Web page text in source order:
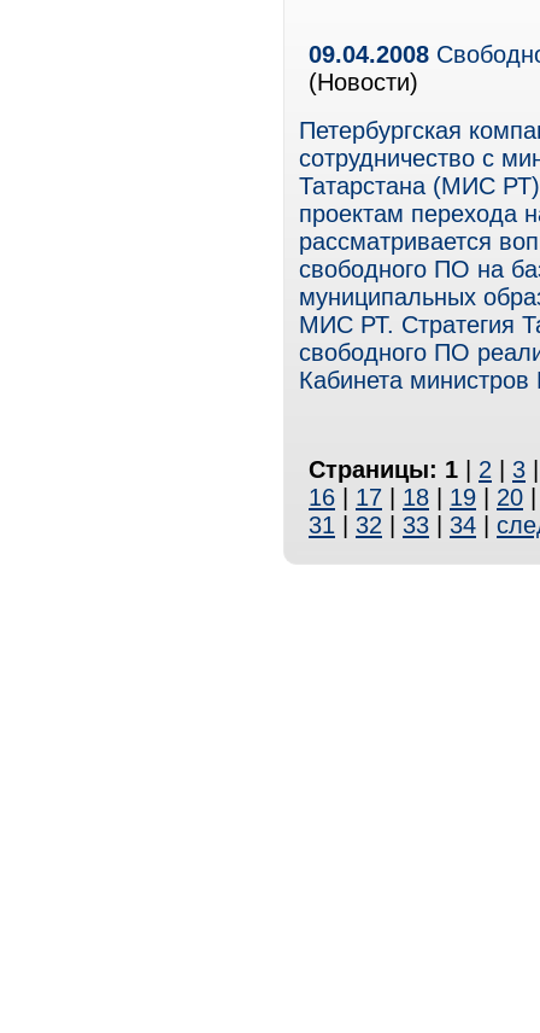
09.04.2008
(Новости)
Петербургская
сотрудничество с
Татарстана (МИС РТ)
проектам перехода
рассматривается
свободного ПО на
муниципальных
МИС РТ. Стратегия
свободного ПО
Кабинета министров
Страницы: 1 2 3
16
17 18 19 20
31
32 33 34